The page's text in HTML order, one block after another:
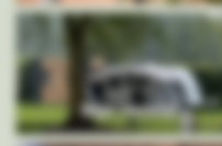
Mijn Verblijf